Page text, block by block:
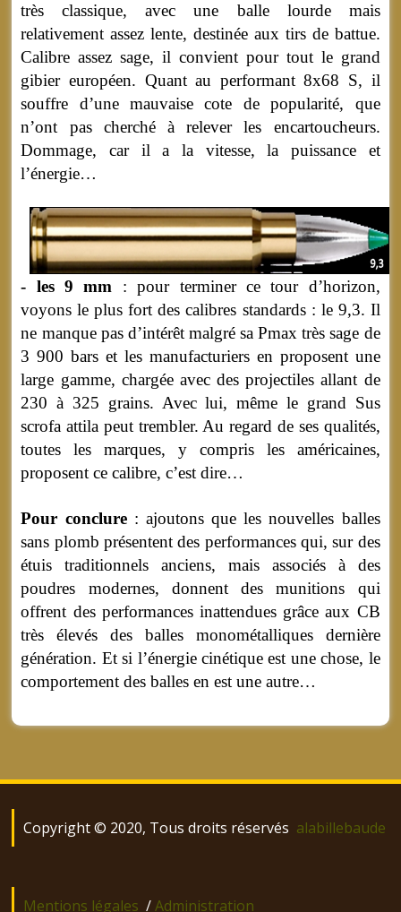
très classique, avec une balle lourde mais
relativement assez lente, destinée aux tirs de battue.
Calibre assez sage, il convient pour tout le grand
gibier européen. Quant au performant 8x68 S, il
souffre d’une mauvaise cote de popularité, que
n’ont pas cherché à relever les encartoucheurs.
Dommage, car il a la vitesse, la puissance et
l’énergie…
- les 9 mm : pour terminer ce tour d’horizon,
voyons le plus fort des calibres standards : le 9,3. Il
ne manque pas d’intérêt malgré sa Pmax très sage de
3 900 bars et les manufacturiers en proposent une
large gamme, chargée avec des projectiles allant de
230 à 325 grains. Avec lui, même le grand Sus
scrofa attila peut trembler. Au regard de ses qualités,
toutes les marques, y compris les américaines,
proposent ce calibre, c’est dire…
Pour conclure: ajoutons que les nouvelles balles
sans plomb présentent des performances qui, sur des
étuis traditionnels anciens, mais associés à des
poudres modernes, donnent des munitions qui
offrent des performances inattendues grâce aux CB
très élevés des balles monométalliques dernière
génération. Et si l’énergie cinétique est une chose, le
comportement des balles en est une autre…
Copyright © 2020, Tous droits réservés alabillebaude
Mentions légales /Administration